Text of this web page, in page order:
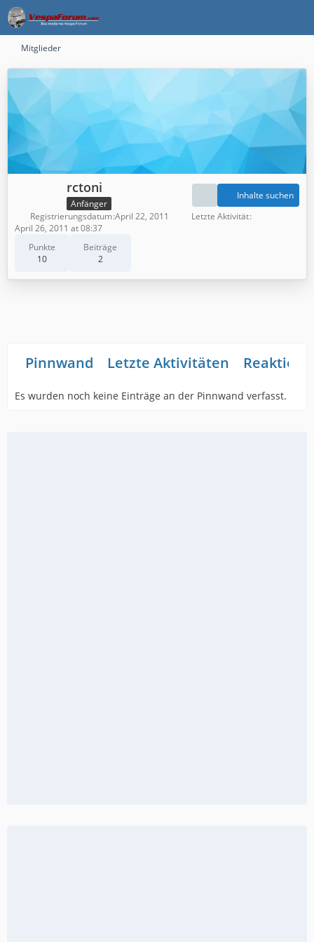
Mitglieder
rctoni
Anfänger
Punkte
10
Beiträge
2
Inhalte suchen
Registrierungsdatum April 22, 2011
Letzte Aktivität
April 26, 2011 at 08:37
Pinnwand Letzte Aktivitäten
Es wurden noch keine Einträge an der Pinnwand verfasst.